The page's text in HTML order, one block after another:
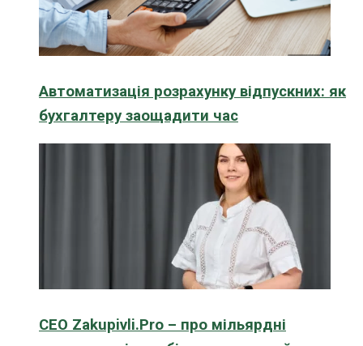
Автоматизація розрахунку відпускних: як
бухгалтеру заощадити час
CEO Zakupivli.Pro – про мільярдні